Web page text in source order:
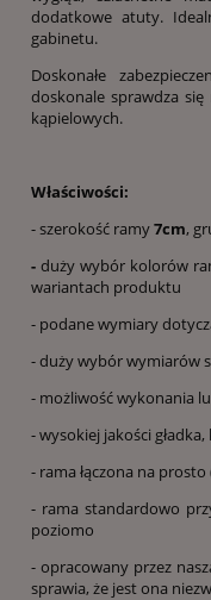
dodatkowe atuty.
gabinetu.
Doskonałe
doskonale sprawdza
kąpielowych.
Właściwości:
- szerokość ramy7cm,
- duży wybór kolorów
wariantach produktu
- podane wymiary
- duży wybór wymiarów
- możliwość wykonania
- wysokiej jakości
- rama łączona na
- rama standardowo
poziomo
- opracowany przez
sprawia, że jest ona